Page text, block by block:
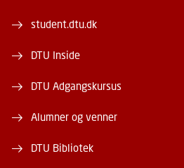
student.dtu.dk
DTU Inside
DTU Adgangskursus
Alumner og venner
DTU Bibliotek